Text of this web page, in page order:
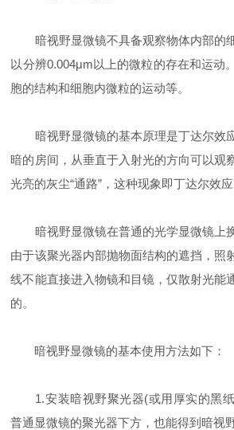
暗视野显微镜不具备观察物体内部的
以分辨0.004μm以上的微粒的存在和运动
胞的结构和细胞内微粒的运动等。
暗视野显微镜的基本原理是丁达尔效
暗的房间，从垂直于入射光的方向可以观
光亮的灰尘“通路”，这种现象即丁达尔效应
暗视野显微镜在普通的光学显微镜上
由于该聚光器内部抛物面结构的遮挡，照
线不能直接进入物镜和目镜，仅散射光能
的。
暗视野显微镜的基本使用方法如下：
1.安装暗视野聚光器(或用厚实的黑纸
普通显微镜的聚光器下方，也能得到暗视